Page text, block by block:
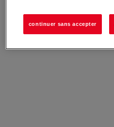
continuer sans accepter